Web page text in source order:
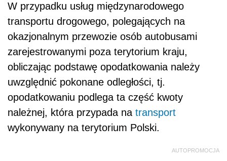
W przypadku usług międzynarodowego
transportu drogowego, polegających na
okazjonalnym przewozie osób autobusami
zarejestrowanymi poza terytorium kraju,
obliczając podstawę opodatkowania należy
uwzględnić pokonane odległości, tj.
opodatkowaniu podlega ta część kwoty
należnej, która przypada na transport
wykonywany na terytorium Polski.
AUTOPROMOCJA